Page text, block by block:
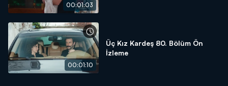
00:01:03
00:01:10
Üç Kız Kardeş 80. Bölüm Ön
İzleme